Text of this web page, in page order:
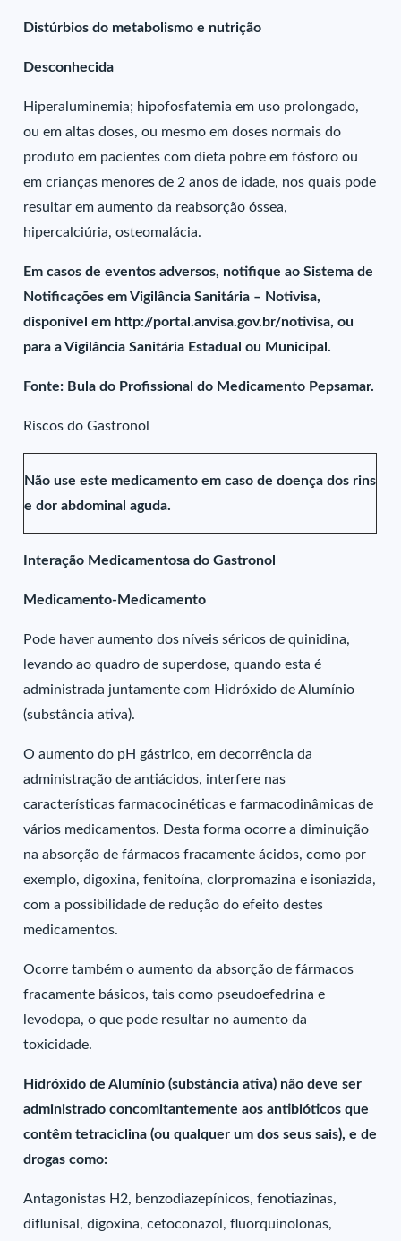
Distúrbios do metabolismo e nutrição
Desconhecida
Hiperaluminemia; hipofosfatemia em uso prolongado,
ou em altas doses, ou mesmo em doses normais do
produto em pacientes com dieta pobre em fósforo ou
em crianças menores de 2 anos de idade, nos quais pode
resultar em aumento da reabsorção óssea,
hipercalciúria, osteomalácia.
Em casos de eventos adversos, notifique ao Sistema de
Notificações em Vigilância Sanitária – Notivisa,
disponível em http://portal.anvisa.gov.br/notivisa, ou
para a Vigilância Sanitária Estadual ou Municipal.
Fonte: Bula do Profissional do Medicamento Pepsamar.
Riscos do Gastronol
Não use este medicamento em caso de doença dos rins
e dor abdominal aguda.
Interação Medicamentosa do Gastronol
Medicamento-Medicamento
Pode haver aumento dos níveis séricos de quinidina,
levando ao quadro de superdose, quando esta é
administrada juntamente com Hidróxido de Alumínio
(substância ativa).
O aumento do pH gástrico, em decorrência da
administração de antiácidos, interfere nas
características farmacocinéticas e farmacodinâmicas de
vários medicamentos. Desta forma ocorre a diminuição
na absorção de fármacos fracamente ácidos, como por
exemplo, digoxina, fenitoína, clorpromazina e isoniazida,
com a possibilidade de redução do efeito destes
medicamentos.
Ocorre também o aumento da absorção de fármacos
fracamente básicos, tais como pseudoefedrina e
levodopa, o que pode resultar no aumento da
toxicidade.
Hidróxido de Alumínio (substância ativa) não deve ser
administrado concomitantemente aos antibióticos que
contêm tetraciclina (ou qualquer um dos seus sais), e de
drogas como:
Antagonistas H2, benzodiazepínicos, fenotiazinas,
diflunisal, digoxina, cetoconazol, fluorquinolonas,